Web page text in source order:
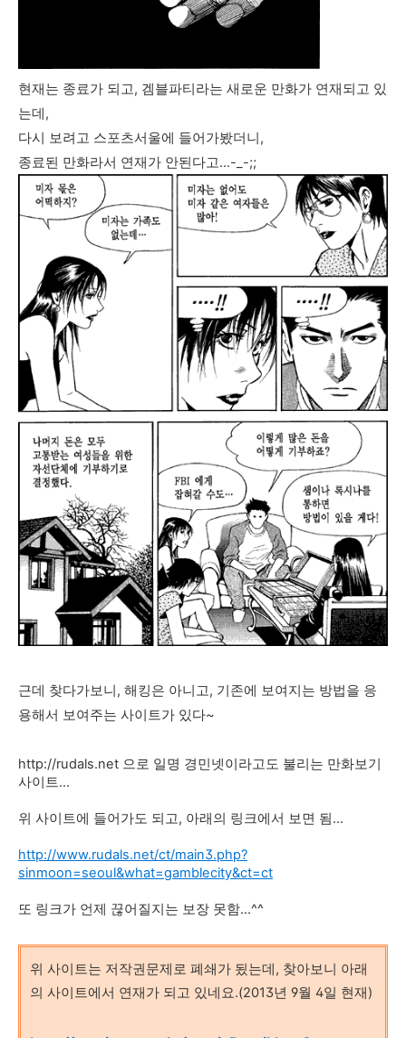
현재는 종료가 되고, 겜블파티라는 새로운 만화가 연재되고 있
는데,
다시 보려고 스포츠서울에 들어가봤더니,
종료된 만화라서 연재가 안된다고...-_-;;
근데 찾다가보니, 해킹은 아니고, 기존에 보여지는 방법을 응
용해서 보여주는 사이트가 있다~
http://rudals.net 으로 일명 경민넷이라고도 불리는 만화보기
사이트...
위 사이트에 들어가도 되고, 아래의 링크에서 보면 됨...
http://www.rudals.net/ct/main3.php?
sinmoon=seoul&what=gamblecity&ct=ct
또 링크가 언제 끊어질지는 보장 못함...^^
위 사이트는 저작권문제로 폐쇄가 됬는데, 찾아보니 아래
의 사이트에서 연재가 되고 있네요.(2013년 9월 4일 현재)